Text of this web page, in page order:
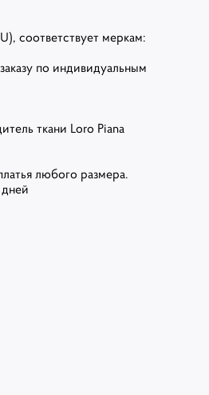
соответствует меркам:
по индивидуальным
ткани Loro Piana
любого размера.